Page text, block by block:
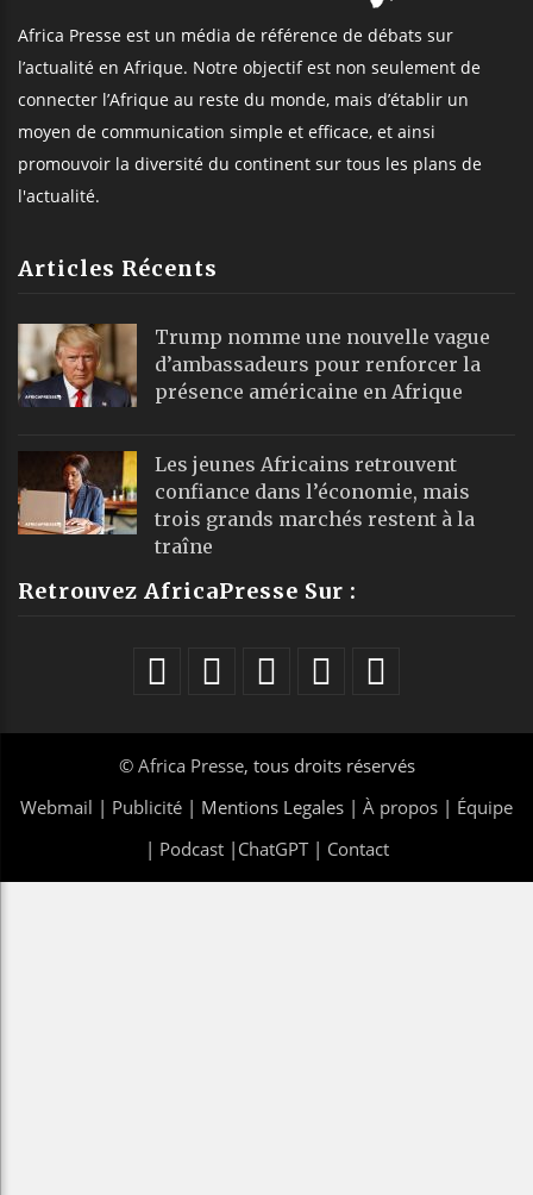
Africa Presse est un média de référence de débats sur
l’actualité en Afrique. Notre objectif est non seulement de
connecter l’Afrique au reste du monde, mais d’établir un
moyen de communication simple et efficace, et ainsi
promouvoir la diversité du continent sur tous les plans de
l'actualité.
Articles Récents
Trump nomme une nouvelle vague
d’ambassadeurs pour renforcer la
présence américaine en Afrique
Les jeunes Africains retrouvent
confiance dans l’économie, mais
trois grands marchés restent à la
traîne
Retrouvez AfricaPresse Sur :
© Africa Presse, tous droits réservés
Webmail | Publicité | Mentions Legales | À propos | Équipe
| Podcast| ChatGPT| Contact